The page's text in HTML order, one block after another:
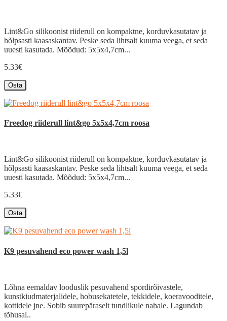
Lint&Go silikoonist riiderull on kompaktne, korduvkasutatav ja
hõlpsasti kaasaskantav. Peske seda lihtsalt kuuma veega, et seda
uuesti kasutada. Mõõdud: 5x5x4,7cm...
5.33€
Osta
Freedog riiderull lint&go 5x5x4,7cm roosa
Lint&Go silikoonist riiderull on kompaktne, korduvkasutatav ja
hõlpsasti kaasaskantav. Peske seda lihtsalt kuuma veega, et seda
uuesti kasutada. Mõõdud: 5x5x4,7cm...
5.33€
Osta
K9 pesuvahend eco power wash 1,5l
Lõhna eemaldav looduslik pesuvahend spordirõivastele,
kunstkiudmaterjalidele, hobusekatetele, tekkidele, koeravooditele,
kottidele jne. Sobib suurepäraselt tundlikule nahale. Lagundab
tõhusal..